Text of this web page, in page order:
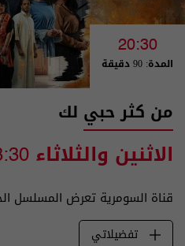
20:30
المدة: 90 دقيقة
من كثر حبي لك
الاثنين والثلاثاء 3:30
قناة السومرية تعرض المسلسل
تفضيلاتي